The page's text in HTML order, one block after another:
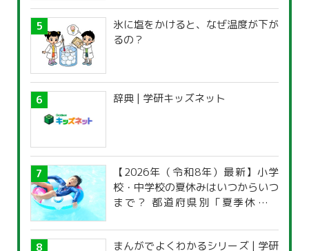
氷に塩をかけると、なぜ温度が下が
るの？
辞典 | 学研キッズネット
【2026年（令和8年）最新】小学
校・中学校の夏休みはいつからいつ
まで？ 都道府県別「夏季休暇一
まんがでよくわかるシリーズ | 学研